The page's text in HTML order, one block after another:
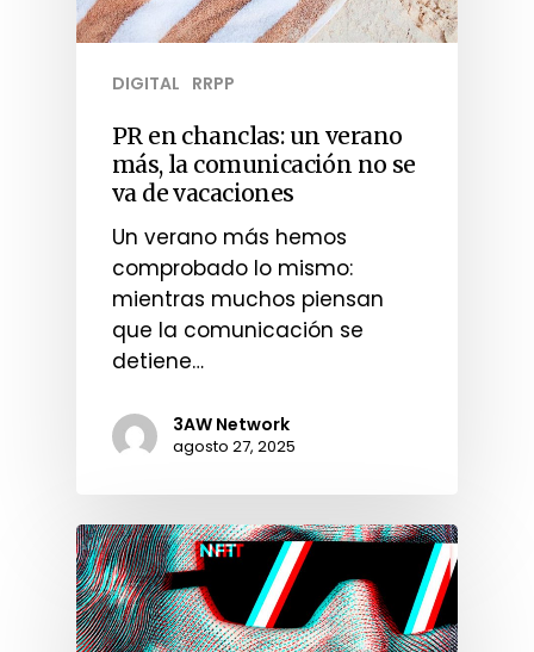
DIGITAL RRPP
PR en chanclas: un verano
más, la comunicación no se
va de vacaciones
Un verano más hemos
comprobado lo mismo:
mientras muchos piensan
que la comunicación se
detiene…
3AW Network
agosto 27, 2025